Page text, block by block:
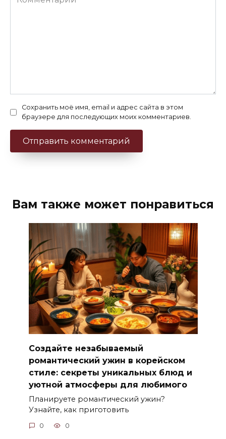
Сохранить моё имя, email и адрес сайта в этом
браузере для последующих моих комментариев.
Вам также может понравиться
Создайте незабываемый
романтический ужин в корейском
стиле: секреты уникальных блюд и
уютной атмосферы для любимого
Планируете романтический ужин?
Узнайте, как приготовить
0 0